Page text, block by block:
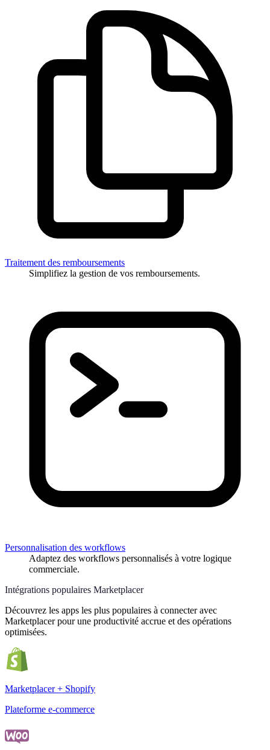
Traitement des remboursements
Simplifiez la gestion de vos remboursements.
Personnalisation des workflows
Adaptez des workflows personnalisés à votre logique
commerciale.
Intégrations populaires Marketplacer
Découvrez les apps les plus populaires à connecter avec
Marketplacer pour une productivité accrue et des opérations
optimisées.
Marketplacer + Shopify
Plateforme e-commerce